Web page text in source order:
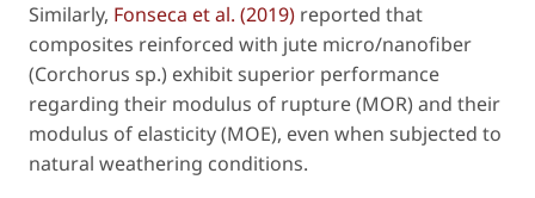
Similarly, Fonseca et al. (2019) reported that
composites reinforced with jute micro/nanofiber
(Corchorus sp.) exhibit superior performance
regarding their modulus of rupture (MOR) and their
modulus of elasticity (MOE), even when subjected to
natural weathering conditions.